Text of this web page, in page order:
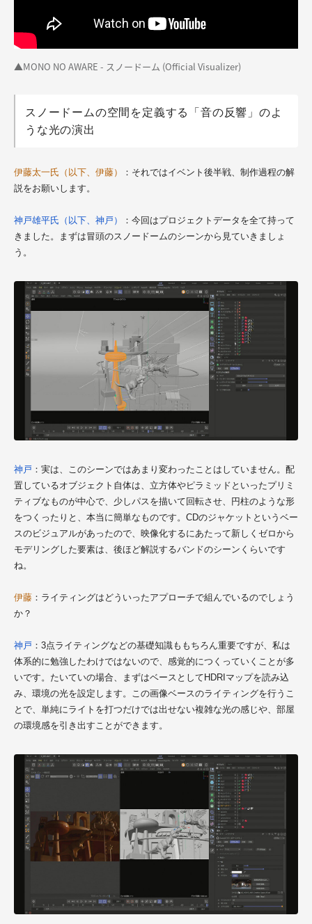
▲MONO NO AWARE - スノードーム (Official Visualizer)
スノードームの空間を定義する「音の反響」のよ
うな光の演出
伊藤太一氏（以下、伊藤）
：それではイベント後半戦、制作過程の解
説をお願いします。
神戸雄平氏（以下、神戸）
：今回はプロジェクトデータを全て持って
きました。まずは冒頭のスノードームのシーンから見ていきましょ
う。
神戸 ：実は、このシーンではあまり変わったことはしていません。配
置しているオブジェクト自体は、立方体やピラミッドといったプリミ
ティブなものが中心で、少しパスを描いて回転させ、円柱のような形
をつくったりと、本当に簡単なものです。CDのジャケットというベー
スのビジュアルがあったので、映像化するにあたって新しくゼロから
モデリングした要素は、後ほど解説するバンドのシーンくらいです
ね。
伊藤 ：ライティングはどういったアプローチで組んでいるのでしょう
か？
神戸 ：3点ライティングなどの基礎知識ももちろん重要ですが、私は
体系的に勉強したわけではないので、感覚的につくっていくことが多
いです。たいていの場合、まずはベースとしてHDRIマップを読み込
み、環境の光を設定します。この画像ベースのライティングを行うこ
とで、単純にライトを打つだけでは出せない複雑な光の感じや、部屋
の環境感を引き出すことができます。